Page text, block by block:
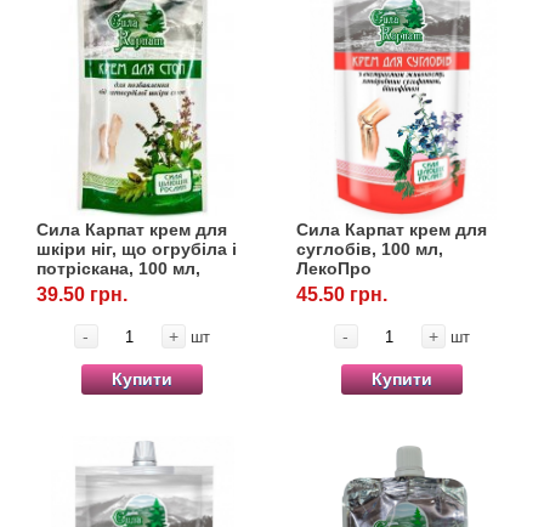
Сила Карпат крем для
шкіри ніг, що огрубіла і
потріскана, 100 мл,
ЛекоПро
39.50 грн.
- + шт
Купити
Сила Карпат крем для
суглобів, 100 мл,
ЛекоПро
45.50 грн.
- + шт
Купити